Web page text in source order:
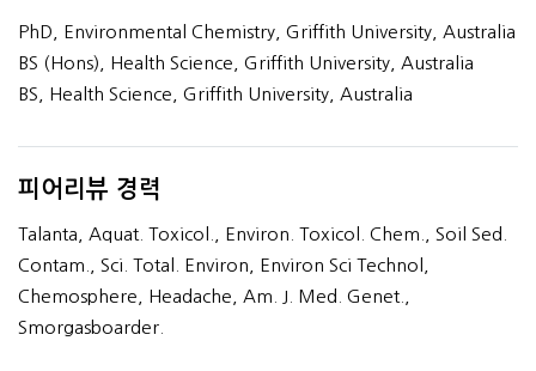
PhD, Environmental Chemistry, Griffith University, Australia
BS (Hons), Health Science, Griffith University, Australia
BS, Health Science, Griffith University, Australia
피어리뷰 경력
Talanta, Aquat. Toxicol., Environ. Toxicol. Chem., Soil Sed.
Contam., Sci. Total. Environ, Environ Sci Technol,
Chemosphere, Headache, Am. J. Med. Genet.,
Smorgasboarder.